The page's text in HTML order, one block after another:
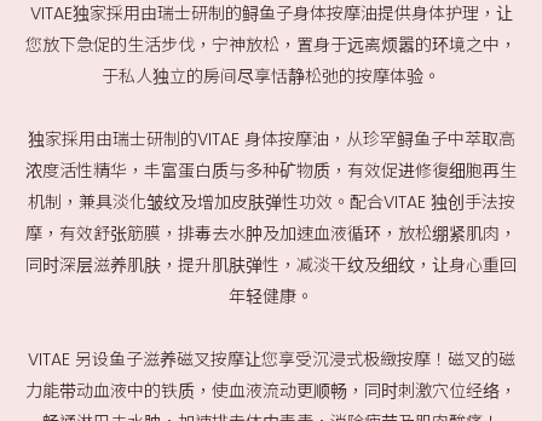
VITAE独家採用由瑞士研制的鲟鱼子身体按摩油提供身体护理，让
您放下急促的生活步伐，宁神放松，置身于远离烦嚣的环境之中，
于私人独立的房间尽享恬静松弛的按摩体验。
独家採用由瑞士研制的VITAE 身体按摩油，从珍罕鲟鱼子中萃取高
浓度活性精华，丰富蛋白质与多种矿物质，有效促进修復细胞再生
机制，兼具淡化皱纹及增加皮肤弹性功效。配合VITAE 独创手法按
摩，有效舒张筋膜，排毒去水肿及加速血液循环，放松绷紧肌肉，
同时深层滋养肌肤，提升肌肤弹性，减淡干纹及细纹，让身心重回
年轻健康。
VITAE 另设鱼子滋养磁叉按摩让您享受沉浸式极緻按摩！磁叉的磁
力能带动血液中的铁质，使血液流动更顺畅，同时刺激穴位经络，